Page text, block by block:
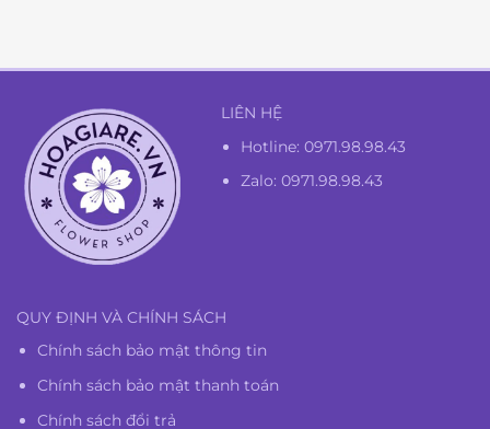
LIÊN HỆ
Hotline:0971.98.98.43
Zalo: 0971.98.98.43
QUY ĐỊNH VÀ CHÍNH SÁCH
Chính sách bảo mật thông tin
Chính sách bảo mật thanh toán
Chính sách đổi trả